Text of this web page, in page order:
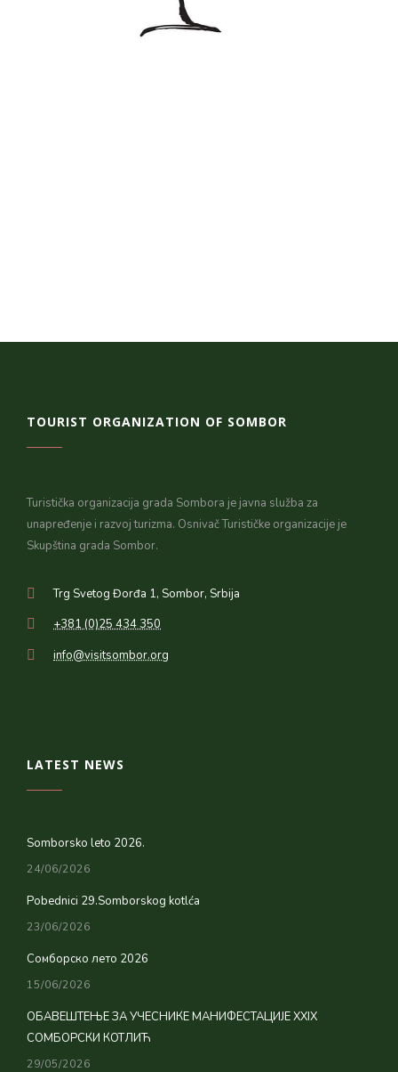
TOURIST ORGANIZATION OF SOMBOR
Turistička organizacija grada Sombora je javna služba za
unapređenje i razvoj turizma. Osnivač Turističke organizacije je
Skupština grada Sombor.
Trg Svetog Đorđa 1, Sombor, Srbija
+381 (0)25 434 350
info@visitsombor.org
LATEST NEWS
Somborsko leto 2026.
24/06/2026
Pobednici 29.Somborskog kotlća
23/06/2026
Сомборско лето 2026
15/06/2026
ОБАВЕШТЕЊЕ ЗА УЧЕСНИКЕ МАНИФЕСТАЦИЈЕ XXIX
СОМБОРСКИ КОТЛИЋ
29/05/2026